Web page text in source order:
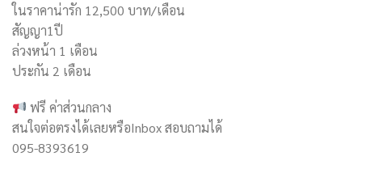
ในราคาน่ารัก 12,500 บาท/เดือน
สัญญา1ปี
ล่วงหน้า 1 เดือน
ประกัน 2 เดือน
ฟรี ค่าส่วนกลาง
สนใจต่อตรงได้เลยหรือInbox สอบถามได้
095-8393619